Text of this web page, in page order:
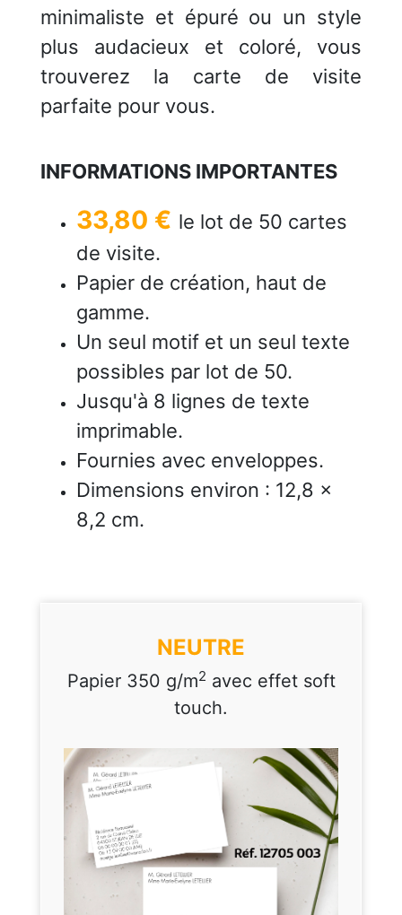
minimaliste et épuré ou un style
plus audacieux et coloré, vous
trouverez la carte de visite
parfaite pour vous.
INFORMATIONS IMPORTANTES
33,80 € le lot de 50 cartes
de visite.
Papier de création, haut de
gamme.
Un seul motif et un seul texte
possibles par lot de 50.
Jusqu'à 8 lignes de texte
imprimable.
Fournies avec enveloppes.
Dimensions environ : 12,8 x
8,2 cm.
NEUTRE
Papier 350 g/m2 avec effet soft
touch.